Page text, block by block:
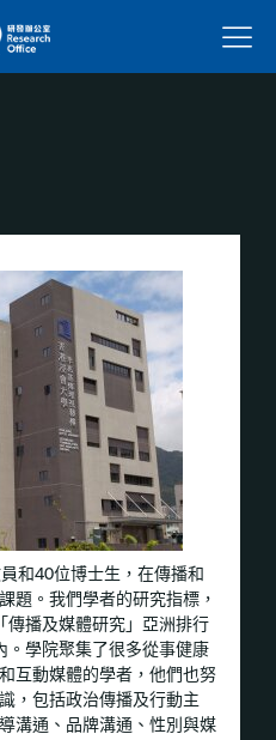
菜單
和40位博士生，在傳播和
題。我們學者的研究指標，
傳播及媒體研究」亞洲排行
。學院聚集了很多從事健康
互動媒體的學者，他們也努
，包括政治傳播及行動主
溝通、品牌溝通、性別與媒